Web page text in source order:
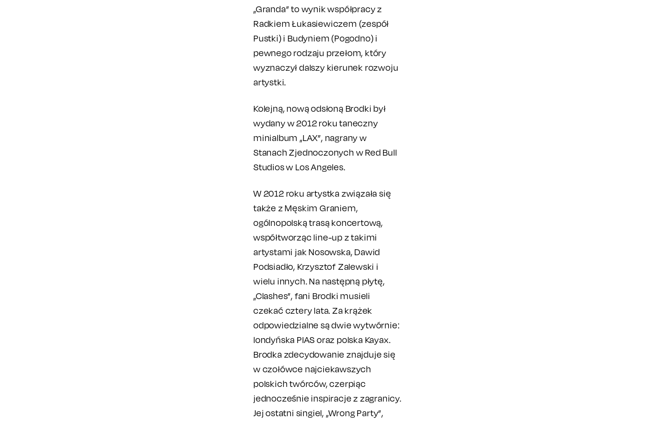
„Granda” to wynik współpracy z
Radkiem Łukasiewiczem (zespół
Pustki) i Budyniem (Pogodno) i
pewnego rodzaju przełom, który
wyznaczył dalszy kierunek rozwoju
artystki.
Kolejną, nową odsłoną Brodki był
wydany w 2012 roku taneczny
minialbum „LAX”, nagrany w
Stanach Zjednoczonych w Red Bull
Studios w Los Angeles.
W 2012 roku artystka związała się
także z Męskim Graniem,
ogólnopolską trasą koncertową,
współtworząc line-up z takimi
artystami jak Nosowska, Dawid
Podsiadło, Krzysztof Zalewski i
wielu innych. Na następną płytę,
„Clashes”, fani Brodki musieli
czekać cztery lata. Za krążek
odpowiedzialne są dwie wytwórnie:
londyńska PIAS oraz polska Kayax.
Brodka zdecydowanie znajduje się
w czołówce najciekawszych
polskich twórców, czerpiąc
jednocześnie inspiracje z zagranicy.
Jej ostatni singiel, „Wrong Party”,